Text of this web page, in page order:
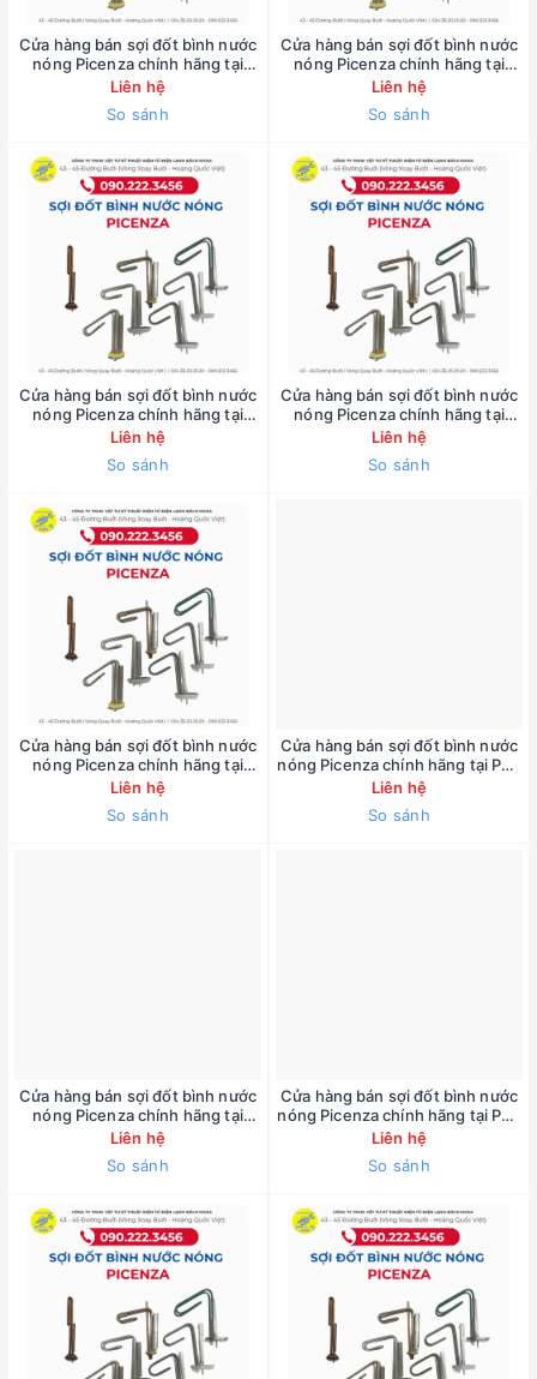
Cửa hàng bán sợi đốt bình nước
nóng Picenza chính hãng tại
đường Tràng Thi ( bảo hành 1
năm ) 090.222.3455
Liên hệ
So sánh
Cửa hàng bán sợi đốt bình nước
nóng Picenza chính hãng tại
đường Trần Duy Hưng ( bảo hành
1 năm ) 090.222.3455
Liên hệ
So sánh
Cửa hàng bán sợi đốt bình nước
nóng Picenza chính hãng tại
đường Âu Cơ ( bảo hành 1 năm )
090.222.3455
Liên hệ
So sánh
Cửa hàng bán sợi đốt bình nước
nóng Picenza chính hãng tại
đường Đội Cấn ( bảo hành 1 năm
) 090.222.3455
Liên hệ
So sánh
Cửa hàng bán sợi đốt bình nước
nóng Picenza chính hãng tại
đường Lê Duẩn ( bảo hành 1 năm
) 090.222.3455
Liên hệ
So sánh
Cửa hàng bán sợi đốt bình nước
nóng Picenza chính hãng tại Phố
090.222.3455
Liên hệ
So sánh
Cửa hàng bán sợi đốt bình nước
nóng Picenza chính hãng tại
đường Giải Phóng ( bảo hành 1
năm ) 090.222.3455
Liên hệ
So sánh
Cửa hàng bán sợi đốt bình nước
nóng Picenza chính hãng tại Phố
Tây Sơn ( bảo hành 1 năm )
090.222.3455
Liên hệ
So sánh